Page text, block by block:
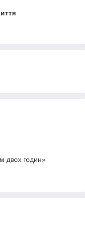
двох годин»